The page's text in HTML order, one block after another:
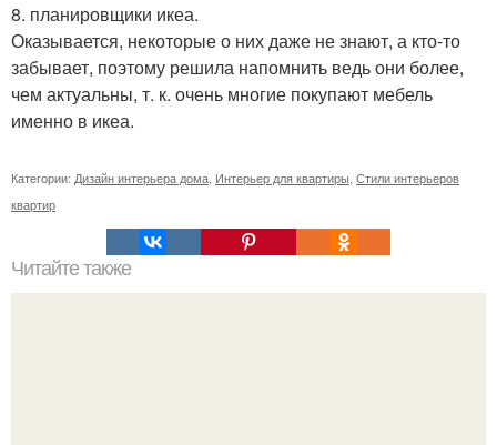
8. планировщики икеа.
Оказывается, некоторые о них даже не знают, а кто-то
забывает, поэтому решила напомнить ведь они более,
чем актуальны, т. к. очень многие покупают мебель
именно в икеа.
Категории: Дизайн интерьера дома Интерьер для квартиры Стили интерьеров
квартир
Читайте также